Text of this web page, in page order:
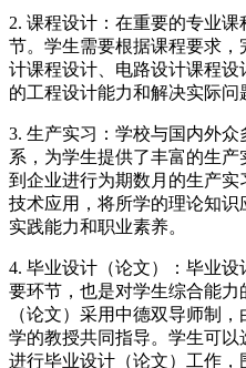
2. 课程设计：在重要的专业
节。学生需要根据课程要求
计课程设计、电路设计课程
的工程设计能力和解决实际问
3. 生产实习：学校与国内外
系，为学生提供了丰富的生
到企业进行为期数月的生产
技术应用，将所学的理论知
实践能力和职业素养。
4. 毕业设计（论文）：毕业
要环节，也是对学生综合能
（论文）采用中德双导师制
学的教授共同指导。学生可
进行毕业设计（论文）工作